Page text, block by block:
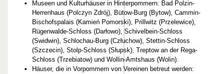
Museen und Kulturhäuser in Hinterpommern: Bad Polzin-
Herrenhaus (Polczyn Zdrój), Bütow-Burg (Bytow), Cammin-
Bischofspalais (Kamień Pomorski), Prillwitz (Przelewice),
Rügenwalde-Schloss (Darłowo), Schivelbein-Schloss
(Swidwin), Schlochau-Burg (Człuchow), Stettin-Schloss
(Szczecin), Stolp-Schloss (Słupsk), Treptow an der Rega-
Schloss (Trzebiatow) und Wollin-Amtshaus (Wolin).
Häuser, die in Vorpommern von Vereinen betreut werden: